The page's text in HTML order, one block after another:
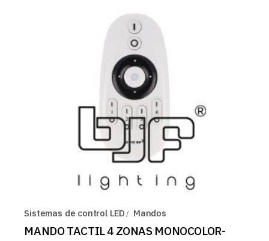
Sistemas de control LED Mandos
MANDO TACTIL 4 ZONAS MONOCOLOR-